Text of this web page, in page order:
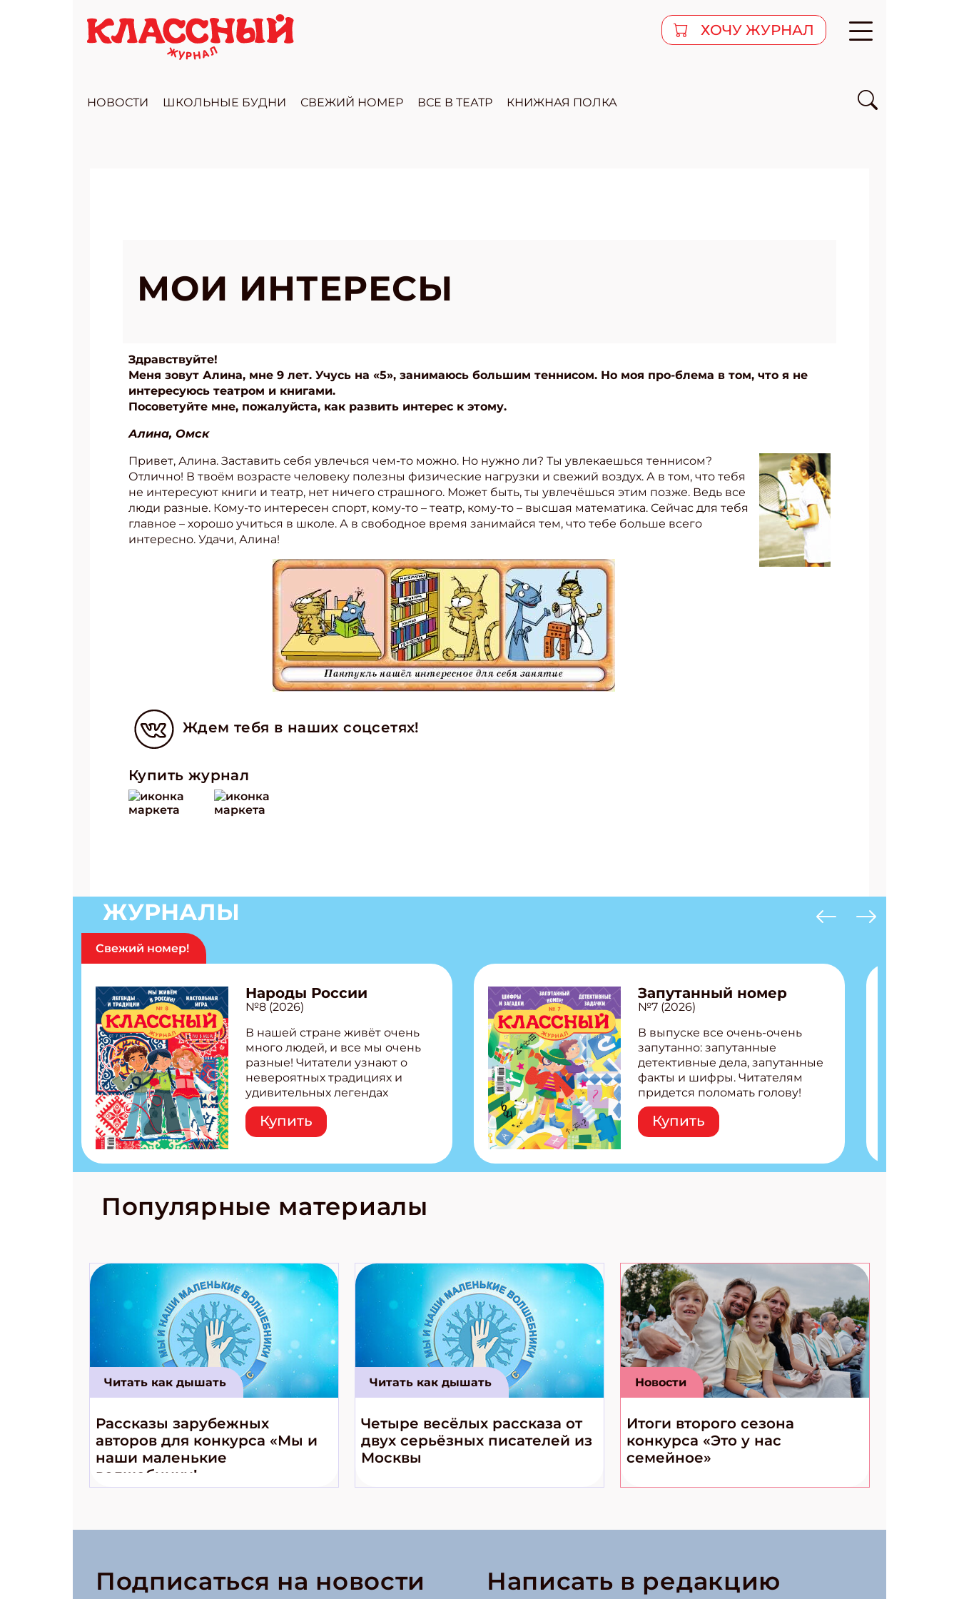
ХОЧУ ЖУРНАЛ
НОВОСТИ ШКОЛЬНЫЕ БУДНИ СВЕЖИЙ НОМЕР ВСЕ В ТЕАТР КНИЖНАЯ ПОЛКА
МОИ ИНТЕРЕСЫ
Здравствуйте!
Меня зовут Алина, мне 9 лет. Учусь на «5», занимаюсь большим теннисом. Но моя про-блема в том, что я не
интересуюсь театром и книгами.
Посоветуйте мне, пожалуйста, как развить интерес к этому.
Алина, Омск
Привет, Алина. Заставить себя увлечься чем-то можно. Но нужно ли? Ты увлекаешься теннисом?
Отлично! В твоём возрасте человеку полезны физические нагрузки и свежий воздух. А в том, что тебя
не интересуют книги и театр, нет ничего страшного. Может быть, ты увлечёшься этим позже. Ведь все
люди разные. Кому-то интересен спорт, кому-то – театр, кому-то – высшая математика. Сейчас для тебя
главное – хорошо учиться в школе. А в свободное время занимайся тем, что тебе больше всего
интересно. Удачи, Алина!
Ждем тебя в наших соцсетях!
Купить журнал
ЖУРНАЛЫ
Свежий номер!
Народы России
№8 (2026)
В нашей стране живёт очень
много людей, и все мы очень
разные! Читатели узнают о
невероятных традициях и
удивительных легендах
народов России! Внутри:
Легенды татар, башкир и
бурятов Настольная игра
странные слова Традиционные
космические приключения!
Купить
Запутанный номер
№7 (2026)
В выпуске все очень-очень
запутанно: запутанные
детективные дела, запутанные
факты и шифры. Читателям
придется поломать голову!
Внутри: Шифры и
расшифровки Плетем
запутанные поделки
Ищем коды 3 комикса
Купить
Популярные материалы
Читать как дышать
Рассказы зарубежных
авторов для конкурса «Мы и
наши маленькие
волшебники!»
Читать как дышать
Четыре весёлых рассказа от
двух серьёзных писателей из
Москвы
Новости
Итоги второго сезона
конкурса «Это у нас
семейное»
Подписаться на новости Написать в редакцию